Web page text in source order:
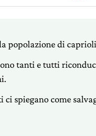
popolazione di
tanti e tutti
ci spiegano come